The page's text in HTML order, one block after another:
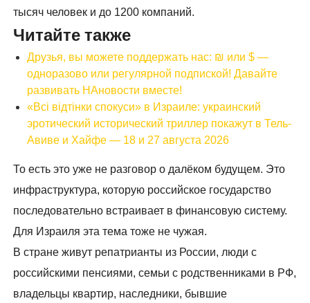
тысяч человек и до 1200 компаний.
Читайте также
Друзья, вы можете поддержать нас: ₪ или $ —
одноразово или регулярной подпиской! Давайте
развивать НАновости вместе!
«Всі відтінки спокуси» в Израиле: украинский
эротический исторический триллер покажут в Тель-
Авиве и Хайфе — 18 и 27 августа 2026
То есть это уже не разговор о далёком будущем. Это
инфраструктура, которую российское государство
последовательно встраивает в финансовую систему.
Для Израиля эта тема тоже не чужая.
В стране живут репатрианты из России, люди с
российскими пенсиями, семьи с родственниками в РФ,
владельцы квартир, наследники, бывшие